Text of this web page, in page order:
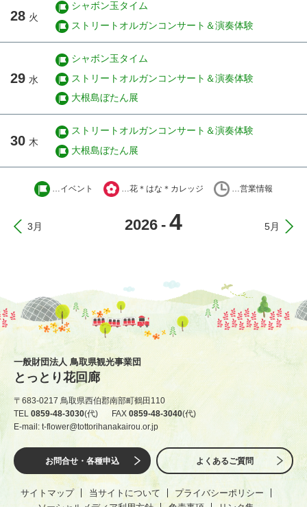
28 火
シャボン玉タイム
ストリートオルガンコンサート＆演奏体験
29 水
シャボン玉タイム
ストリートオルガンコンサート＆演奏体験
大根島ぼたん展
30 木
ストリートオルガンコンサート＆演奏体験
大根島ぼたん展
…イベント …花＊はな＊カレッジ …営業情報
3月 2026 - 4 5月
一般財団法人 鳥取県観光事業団
とっとり花回廊
〒683-0217 鳥取県西伯郡南部町鶴田110
TEL 0859-48-3030(代) FAX0859-48-3040(代)
E-mail: t-flower@tottorihanakairou.or.jp
お問合せ・各種申込 よくあるご質問
サイトマップ 当サイトについて
プライバシーポリシー